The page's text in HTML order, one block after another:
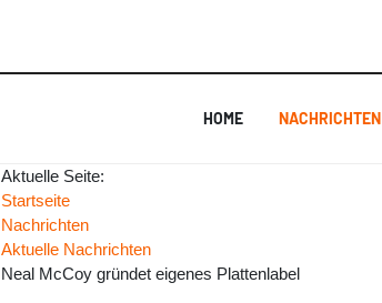
HOME NACHRICHTEN
Aktuelle Seite:
Startseite
Nachrichten
Aktuelle Nachrichten
Neal McCoy gründet eigenes Plattenlabel